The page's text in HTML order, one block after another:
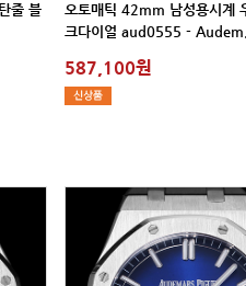
크다이얼 aud0555 - Audem..
587,100원